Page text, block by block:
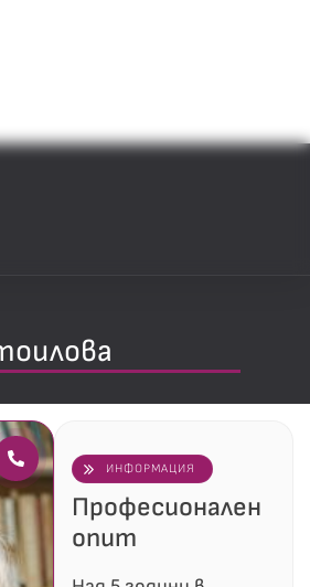
ИНФОРМАЦИЯ
Професионален
опит